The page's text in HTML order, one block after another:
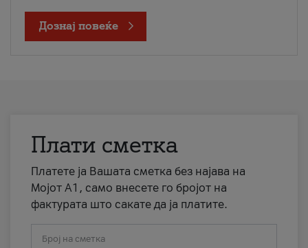
Дознај повеќе
Плати сметка
Платете ја Вашата сметка без најава на
Мојот А1, само внесете го бројот на
фактурата што сакате да ја платите.
Број на сметка